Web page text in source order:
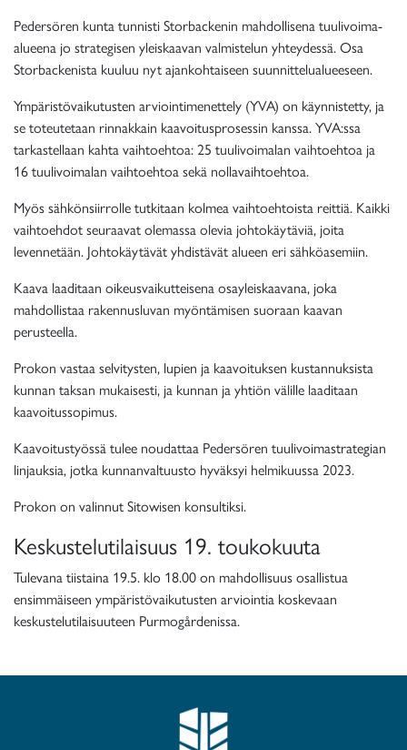
Pedersören kunta tunnisti Storbackenin mahdollisena tuulivoima-
alueena jo strategisen yleiskaavan valmistelun yhteydessä. Osa
Storbackenista kuuluu nyt ajankohtaiseen suunnittelualueeseen.
Ympäristövaikutusten arviointimenettely (YVA) on käynnistetty, ja
se toteutetaan rinnakkain kaavoitusprosessin kanssa. YVA:ssa
tarkastellaan kahta vaihtoehtoa: 25 tuulivoimalan vaihtoehtoa ja
16 tuulivoimalan vaihtoehtoa sekä nollavaihtoehtoa.
Myös sähkönsiirrolle tutkitaan kolmea vaihtoehtoista reittiä. Kaikki
vaihtoehdot seuraavat olemassa olevia johtokäytäviä, joita
levennetään. Johtokäytävät yhdistävät alueen eri sähköasemiin.
Kaava laaditaan oikeusvaikutteisena osayleiskaavana, joka
mahdollistaa rakennusluvan myöntämisen suoraan kaavan
perusteella.
Prokon vastaa selvitysten, lupien ja kaavoituksen kustannuksista
kunnan taksan mukaisesti, ja kunnan ja yhtiön välille laaditaan
kaavoitussopimus.
Kaavoitustyössä tulee noudattaa Pedersören tuulivoimastrategian
linjauksia, jotka kunnanvaltuusto hyväksyi helmikuussa 2023.
Prokon on valinnut Sitowisen konsultiksi.
Keskustelutilaisuus 19. toukokuuta
Tulevana tiistaina 19.5. klo 18.00 on mahdollisuus osallistua
ensimmäiseen ympäristövaikutusten arviointia koskevaan
keskustelutilaisuuteen Purmogårdenissa.